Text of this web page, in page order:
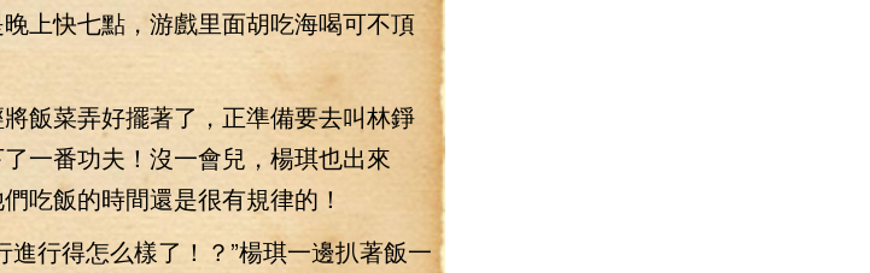
上快七點，游戲里面胡吃海喝可不頂
菜弄好擺著了，正準備要去叫林錚
一番功夫！沒一會兒，楊琪也出來
吃飯的時間還是很有規律的！
行得怎么樣了！？”楊琪一邊扒著飯一